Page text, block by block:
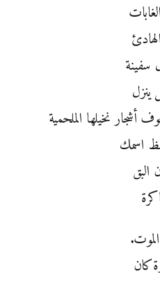
سفينة
ينزل
أشجار نخيلها الملحمية
اسمك
كان